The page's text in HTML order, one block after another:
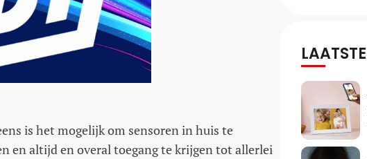
is het mogelijk om sensoren in huis te
en altijd en overal toegang te krijgen tot allerlei